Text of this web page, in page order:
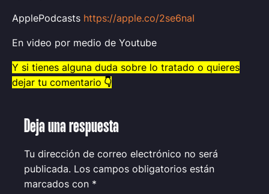
ApplePodcasts https://apple.co/2se6naI
En video por medio de Youtube
Y si tienes alguna duda sobre lo tratado o quieres
dejar tu comentario 👇
Deja una respuesta
Tu dirección de correo electrónico no será
publicada. Los campos obligatorios están
marcados con *